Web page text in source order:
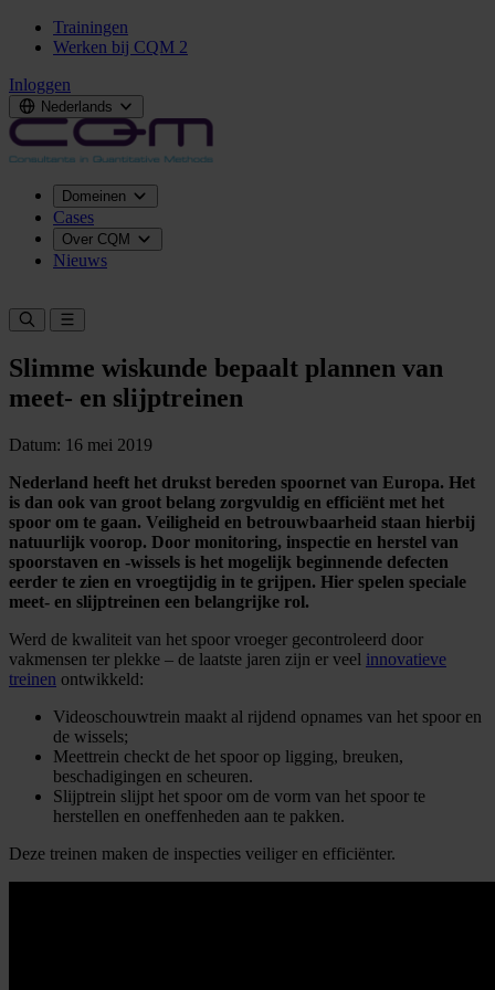
Trainingen
Werken bij CQM 2
Inloggen
Nederlands
Domeinen
Cases
Over CQM
Nieuws
Slimme wiskunde bepaalt plannen van
meet- en slijptreinen
Datum: 16 mei 2019
Nederland heeft het drukst bereden spoornet van Europa. Het
is dan ook van groot belang zorgvuldig en efficiënt met het
spoor om te gaan. Veiligheid en betrouwbaarheid staan hierbij
natuurlijk voorop. Door monitoring, inspectie en herstel van
spoorstaven en -wissels is het mogelijk beginnende defecten
eerder te zien en vroegtijdig in te grijpen. Hier spelen speciale
meet- en slijptreinen een belangrijke rol.
Werd de kwaliteit van het spoor vroeger gecontroleerd door
vakmensen ter plekke – de laatste jaren zijn er veel innovatieve
treinen ontwikkeld:
Videoschouwtrein maakt al rijdend opnames van het spoor en
de wissels;
Meettrein checkt de het spoor op ligging, breuken,
beschadigingen en scheuren.
Slijptrein slijpt het spoor om de vorm van het spoor te
herstellen en oneffenheden aan te pakken.
Deze treinen maken de inspecties veiliger en efficiënter.